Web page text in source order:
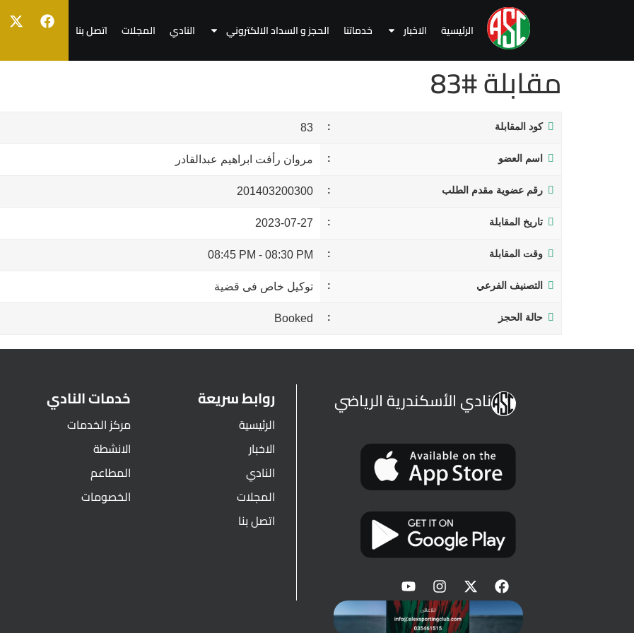
الرئيسية الاخبار خدماتنا الحجز و السداد الالكتروني النادي المجلات اتصل بنا
مقابلة #83
كود المقابلة 83
اسم العضو مروان رأفت ابراهيم عبدالقادر
رقم عضوية مقدم الطلب 201403200300
تاريخ المقابلة 2023-07-27
وقت المقابلة 08:30 PM
-
08:45 PM
التصنيف الفرعي توكيل خاص فى قضية
حالة الحجز Booked
نادي الأسكندرية الرياضي روابط سريعة
الرئيسية
الاخبار
النادي
المجلات
اتصل بنا
خدمات النادي
مركز الخدمات
الانشطة
المطاعم
الخصومات